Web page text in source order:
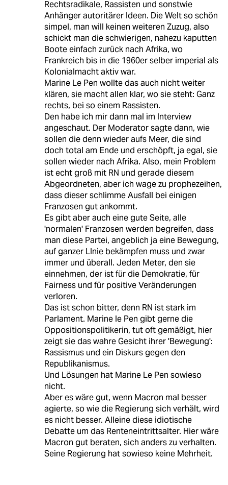
Rechtsradikale, Rassisten und sonstwie
Anhänger autoritärer Ideen. Die Welt so schön
simpel, man will keinen weiteren Zuzug, also
schickt man die schwierigen, nahezu kaputten
Boote einfach zurück nach Afrika, wo
Frankreich bis in die 1960er selber imperial als
Kolonialmacht aktiv war.
Marine Le Pen wollte das auch nicht weiter
klären, sie macht allen klar, wo sie steht: Ganz
rechts, bei so einem Rassisten.
Den habe ich mir dann mal im Interview
angeschaut. Der Moderator sagte dann, wie
sollen die denn wieder aufs Meer, die sind
doch total am Ende und erschöpft, ja egal, sie
sollen wieder nach Afrika. Also, mein Problem
ist echt groß mit RN und gerade diesem
Abgeordneten, aber ich wage zu prophezeihen,
dass dieser schlimme Ausfall bei einigen
Franzosen gut ankommt.
Es gibt aber auch eine gute Seite, alle
'normalen' Franzosen werden begreifen, dass
man diese Partei, angeblich ja eine Bewegung,
auf ganzer LInie bekämpfen muss und zwar
immer und überall. Jeden Meter, den sie
einnehmen, der ist für die Demokratie, für
Fairness und für positive Veränderungen
verloren.
Das ist schon bitter, denn RN ist stark im
Parlament. Marine le Pen gibt gerne die
Oppositionspolitikerin, tut oft gemäßigt, hier
zeigt sie das wahre Gesicht ihrer 'Bewegung':
Rassismus und ein Diskurs gegen den
Republikanismus.
Und Lösungen hat Marine Le Pen sowieso
nicht.
Aber es wäre gut, wenn Macron mal besser
agierte, so wie die Regierung sich verhält, wird
es nicht besser. Alleine diese idiotische
Debatte um das Renteneintrittsalter. Hier wäre
Macron gut beraten, sich anders zu verhalten.
Seine Regierung hat sowieso keine Mehrheit.